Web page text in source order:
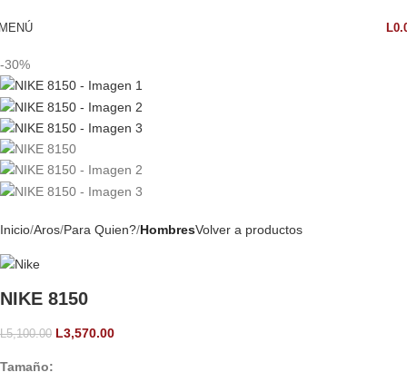
L
-30%
Inicio Aros Para Quien? HombresVolver a productos
NIKE 8150
L5,100.00 L3,570.00
Tamaño: